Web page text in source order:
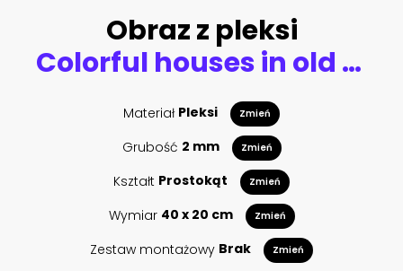
Obraz z pleksi
Colorful houses in old San Juan, Puerto Rico
Materiał Pleksi Zmień
Grubość 2 mm Zmień
Kształt Prostokąt Zmień
Wymiar 40 x 20 cm Zmień
Zestaw montażowy Brak Zmień